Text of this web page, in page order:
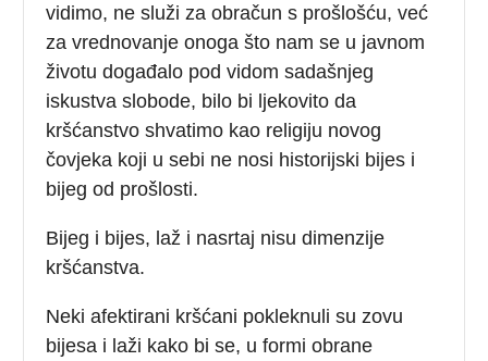
vidimo, ne služi za obračun s prošlošću, već
za vrednovanje onoga što nam se u javnom
životu događalo pod vidom sadašnjeg
iskustva slobode, bilo bi ljekovito da
kršćanstvo shvatimo kao religiju novog
čovjeka koji u sebi ne nosi historijski bijes i
bijeg od prošlosti.
Bijeg i bijes, laž i nasrtaj nisu dimenzije
kršćanstva.
Neki afektirani kršćani pokleknuli su zovu
bijesa i laži kako bi se, u formi obrane